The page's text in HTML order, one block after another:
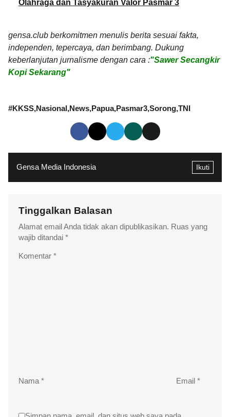
Olahraga dan Tasyakuran Valor Pasmar 3
gensa.club berkomitmen menulis berita sesuai fakta,
independen, tepercaya, dan berimbang. Dukung
keberlanjutan jurnalisme dengan cara :"Sawer Secangkir
Kopi Sekarang"
#KKSS Nasional News Papua Pasmar3 Sorong TNI
Gensa Media Indonesia Ikuti
Tinggalkan Balasan
Alamat email Anda tidak akan dipublikasikan. Ruas yang
wajib ditandai *
Komentar *
Nama * Email *